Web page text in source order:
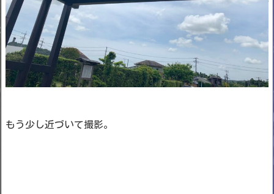
もう少し近づいて撮影。